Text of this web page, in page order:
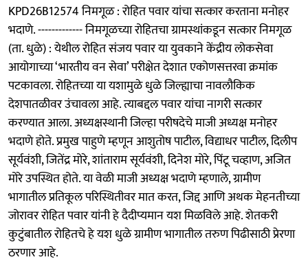
KPD26B12574 निमगूळ : रोहित पवार यांचा सत्कार करताना मनोहर
भदाणे. ------------- निमगूळच्या रोहितचा ग्रामस्थांकडून सत्कार निमगूळ
(ता. धुळे) : येथील रोहित संजय पवार या युवकाने केंद्रीय लोकसेवा
आयोगाच्या ‘भारतीय वन सेवा’ परीक्षेत देशात एकोणसत्तरवा क्रमांक
पटकावला. रोहितच्या या यशामुळे धुळे जिल्ह्याचा नावलौकिक
देशपातळीवर उंचावला आहे. त्याबद्दल पवार यांचा नागरी सत्कार
करण्यात आला. अध्यक्षस्थानी जिल्हा परीषदेचे माजी अध्यक्ष मनोहर
भदाणे होते. प्रमुख पाहुणे म्हणून आशुतोष पाटील, विद्याधर पाटील, दिलीप
सूर्यवंशी, जितेंद्र मोरे, शांताराम सूर्यवंशी, दिनेश मोरे, पिंटू चव्हाण, अजित
मोरे उपस्थित होते. या वेळी माजी अध्यक्ष भदाणे म्हणाले, ग्रामीण
भागातील प्रतिकूल परिस्थितीवर मात करत, जिद्द आणि अथक मेहनतीच्या
जोरावर रोहित पवार यांनी हे दैदीप्यमान यश मिळविले आहे. शेतकरी
कुटुंबातील रोहितचे हे यश धुळे ग्रामीण भागातील तरुण पिढीसाठी प्रेरणा
ठरणार आहे.